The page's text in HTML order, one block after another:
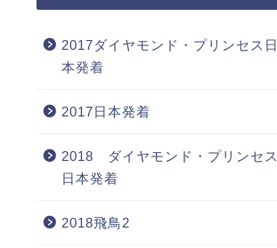
2017ダイヤモンド・プリンセス日
本発着
2017日本発着
2018 ダイヤモンド・プリンセス
日本発着
2018飛鳥2